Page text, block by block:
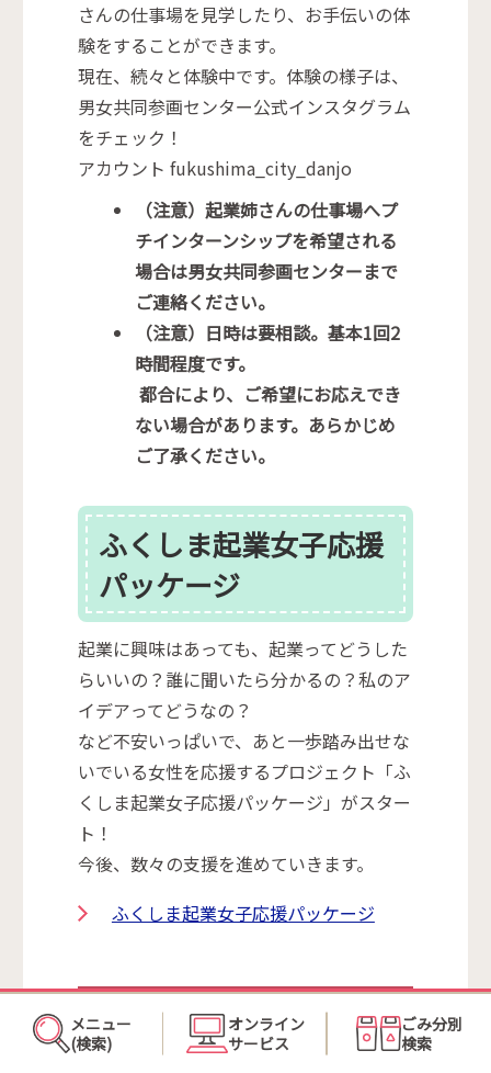
メニュー
(検索)
オンライン
サービス
ごみ分別
検索
さんの仕事場を見学したり、お手伝いの体
験をすることができます。
現在、続々と体験中です。体験の様子は、
男女共同参画センター公式インスタグラム
をチェック！
アカウント fukushima_city_danjo
（注意）起業姉さんの仕事場へプ
チインターンシップを希望される
場合は男女共同参画センターまで
ご連絡ください。
（注意）日時は要相談。基本1回2
時間程度です。
都合により、ご希望にお応えでき
ない場合があります。あらかじめ
ご了承ください。
ふくしま起業女子応援
パッケージ
起業に興味はあっても、起業ってどうした
らいいの？誰に聞いたら分かるの？私のア
イデアってどうなの？
など不安いっぱいで、あと一歩踏み出せな
いでいる女性を応援するプロジェクト「ふ
くしま起業女子応援パッケージ」がスター
ト！
今後、数々の支援を進めていきます。
ふくしま起業女子応援パッケージ
この記事に関するお問い合わせ
先